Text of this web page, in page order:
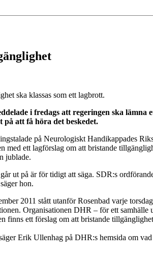
ska klassas som ett lagbrott.
i fredags att regeringen ska
att få höra det beskedet.
på Neurologiskt Handikappades
med ett lagförslag om att bristande
jublade.
ut på är för tidigt att säga. SDR:s
hon.
2011 stått utanför Rosenbad varje
Organisationen DHR – för ett
ett förslag om att bristande
Erik Ullenhag på DHR:s hemsida om